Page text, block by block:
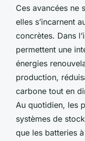
Ces avancées ne
elles s’incarnent
concrètes. Dans
permettent une
énergies
production,
carbone tout en
Au quotidien, les
systèmes de
que les batteries